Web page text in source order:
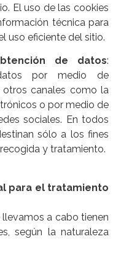
El uso de las cookies
técnica para
uso eficiente del sitio.
de datos:
por medio de
otros canales como la
o por medio de
sociales. En todos
sólo a los fines
y tratamiento.
para el tratamiento
a cabo tienen
según la naturaleza